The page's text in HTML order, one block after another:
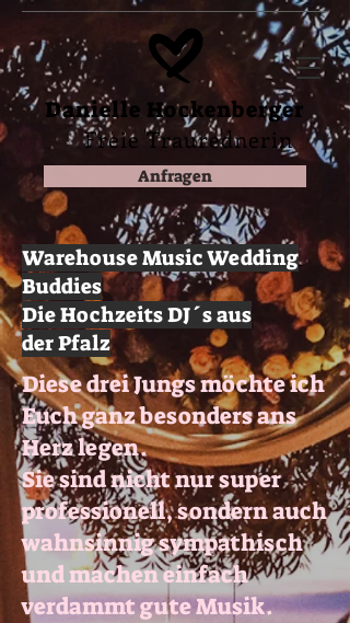
Danielle Hockenberger
Freie Traurednerin
Anfragen
Warehouse Music Wedding
Buddies
Die Hochzeits DJ´s aus
derPfalz
Diese drei Jungs möchte ich
Euch ganz besonders ans
Herz legen.
Sie sind nicht nur super
professionell, sondern auch
wahnsinnig sympathisch
und machen einfach
verdammt gute Musik.